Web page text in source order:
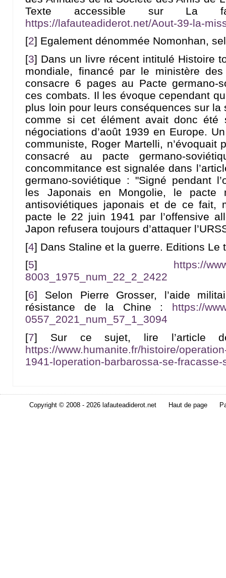
Texte accessible sur La
https://lafauteadiderot.net/Aout-39-la-
[2] Egalement dénommée Nomonhan,
[3] Dans un livre récent intitulé Histoire
mondiale, financé par le ministère
consacre 6 pages au Pacte germano-
ces combats. Il les évoque cependant
plus loin pour leurs conséquences sur la
comme si cet élément avait donc été
négociations d’août 1939 en Europe.
communiste, Roger Martelli, n’évoquait
consacré au pacte germano-
concommitance est signalée dans
germano-soviétique : "Signé pendant
les Japonais en Mongolie, le pacte
antisoviétiques japonais et de ce fait,
pacte le 22 juin 1941 par l’offensive
Japon refusera toujours d’attaquer
[4] Dans Staline et la guerre. Editions Le
[5] https://
8003_1975_num_22_2_2422
[6] Selon Pierre Grosser, l’aide
résistance de la Chine : https://
0557_2021_num_57_1_3094
[7] Sur ce sujet, lire l’article
https://www.humanite.fr/histoire/
1941-loperation-barbarossa-se-
Copyright © 2008 - 2026 lafauteadiderot.net Haut de page